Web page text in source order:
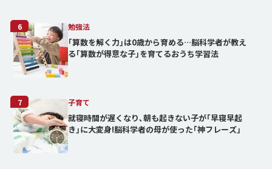
6 勉強法
｢算数を解く力｣は0歳から育める…脳科学者が教え
る｢算数が得意な子｣を育てるおうち学習法
7 子育て
就寝時間が遅くなり､朝も起きない子が｢早寝早起
き｣に大変身!脳科学者の母が使った｢神フレーズ｣